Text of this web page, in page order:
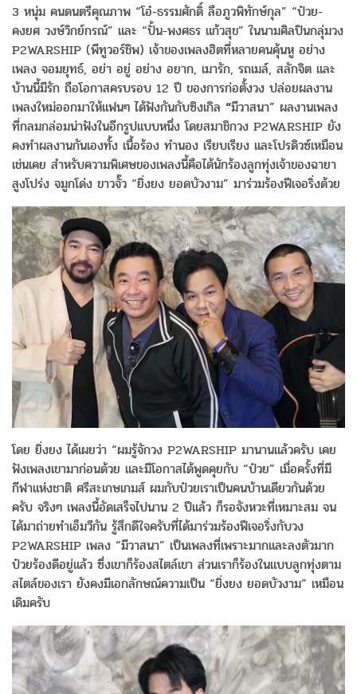
3 หนุ่ม คนดนตรีคุณภาพ “โอ๋-ธรรมศักดิ์ ลือภูวพิทักษ์กุล” “ป๋วย-
คงยศ วงษ์วิกย์กรณ์” และ “ปั้น-พงศธร แก้วสุข” ในนามศิลปินกลุ่มวง
P2WARSHIP (พีทูวอร์ชิพ) เจ้าของเพลงฮิตที่หลายคนคุ้นหู อย่าง
เพลง จอมยุทธ์, อย่า อยู่ อย่าง อยาก, เมารัก, รถเมล์, สลักจิต และ
บ้านนี้มีรัก ถือโอกาสครบรอบ 12 ปี ของการก่อตั้งวง ปล่อยผลงาน
เพลงใหม่ออกมาให้แฟนๆ ได้ฟังกันกับซิงเกิล “มีวาสนา” ผลงานเพลง
ที่กลมกล่อมน่าฟังในอีกรูปแบบหนึ่ง โดยสมาชิกวง P2WARSHIP ยัง
คงทำผลงานกันเองทั้ง เนื้อร้อง ทำนอง เรียบเรียง และโปรดิวซ์เหมือน
เช่นเคย สำหรับความพิเศษของเพลงนี้คือได้นักร้องลูกทุ่งเจ้าของฉายา
สูงโปร่ง จมูกโด่ง ขาวจั๊ว “ยิ่งยง ยอดบัวงาม” มาร่วมร้องฟีเจอริ่งด้วย
โดย ยิ่งยง ได้เผยว่า “ผมรู้จักวง P2WARSHIP มานานแล้วครับ เคย
ฟังเพลงเขามาก่อนด้วย และมีโอกาสได้พูดคุยกับ “ป๋วย” เมื่อครั้งที่มี
กีฬาแห่งชาติ ศรีสะเกษเกมส์ ผมกับป๋วยเราเป็นคนบ้านเดียวกันด้วย
ครับ จริงๆ เพลงนี้อัดเสร็จไปนาน 2 ปีแล้ว ก็รอจังหวะที่เหมาะสม จน
ได้มาถ่ายทำเอ็มวีกัน รู้สึกดีใจครับที่ได้มาร่วมร้องฟีเจอริ่งกับวง
P2WARSHIP เพลง “มีวาสนา” เป็นเพลงที่เพราะมากและลงตัวมาก
ป๋วยร้องดีอยู่แล้ว ซึ่งเขาก็ร้องสไตล์เขา ส่วนเราก็ร้องในแบบลูกทุ่งตาม
สไตล์ของเรา ยังคงมีเอกลักษณ์ความเป็น “ยิ่งยง ยอดบัวงาม” เหมือน
เดิมครับ